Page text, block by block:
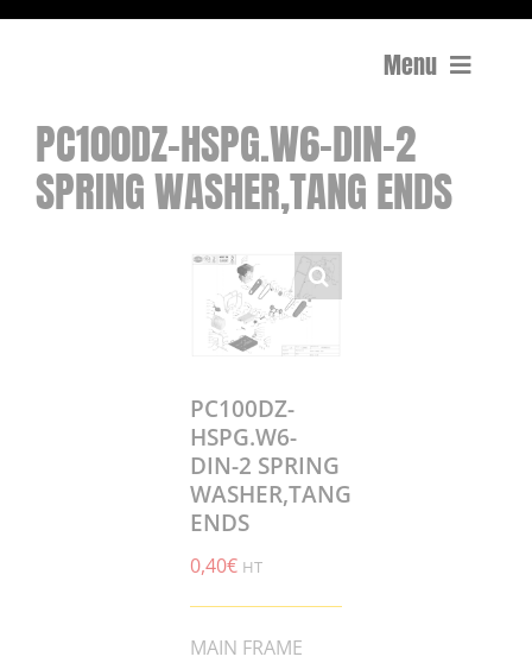
Menu
Compactage
Équipements de chantier
Surfaçage et rectification des sols
PC100DZ-HSPG.W6-DIN-2
SPRING WASHER,TANG ENDS
PC100DZ-
HSPG.W6-
DIN-2 SPRING
WASHER,TANG
ENDS
0,40€ HT
MAIN FRAME